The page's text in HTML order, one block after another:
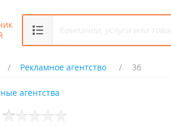
Рекламное агентство 36
агентства